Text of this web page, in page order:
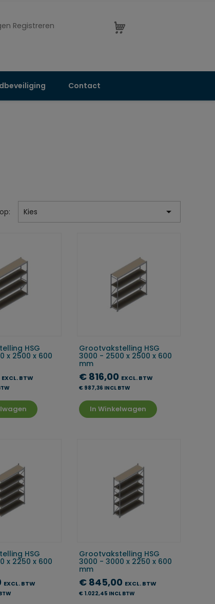
Registreren
Contact
Kies 
HSG
x 2500 x 600
EXCL. BTW
Grootvakstelling HSG
3000 - 2500 x 2500 x 600
mm
€ 816,00 EXCL. BTW
€ 987,36 INCL BTW
In Winkelwagen
HSG
x 2250 x 600
EXCL. BTW
Grootvakstelling HSG
3000 - 3000 x 2250 x 600
mm
€ 845,00 EXCL. BTW
€ 1.022,45 INCL BTW